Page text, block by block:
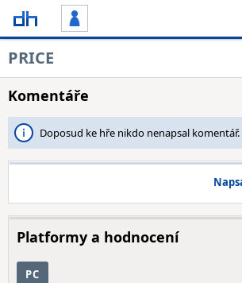
PRICE
Komentáře
Doposud ke hře nikdo nenapsal komentář.
Platformy a hodnocení
PC